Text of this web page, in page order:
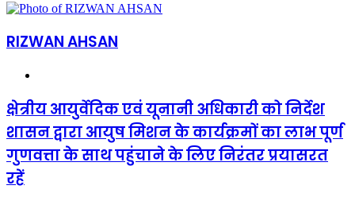
RIZWAN AHSAN
क्षेत्रीय
आयुर्वेदिक
एवं
यूनानी
अधिकारी
को
निर्देश
क्षेत्रीय आयुर्वेदिक एवं यूनानी अधिकारी को निर्देश
शासन द्वारा आयुष मिशन के कार्यक्रमों का लाभ पूर्ण
गुणवत्ता के साथ पहुंचाने के लिए निरंतर प्रयासरत
रहें